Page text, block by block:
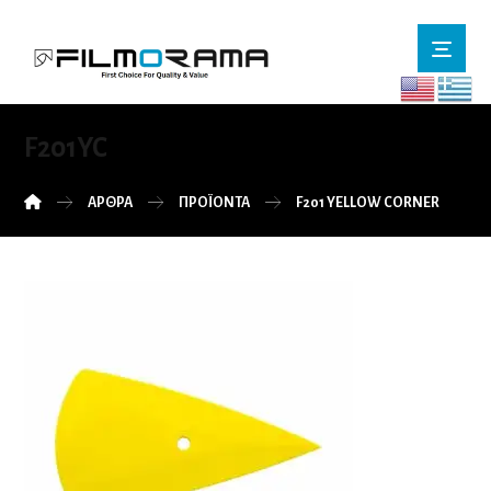
F201YC
ΆΡΘΡΑ ΠΡΟΪΌΝΤΑ F201 YELLOW CORNER